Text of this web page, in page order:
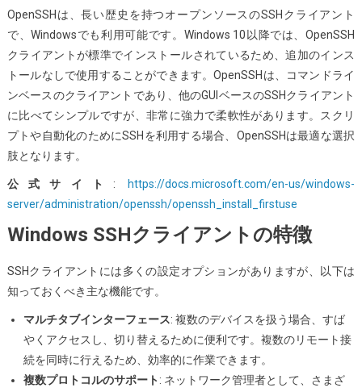
OpenSSHは、長い歴史を持つオープンソースのSSHクライアント
で、Windowsでも利用可能です。Windows 10以降では、OpenSSH
クライアントが標準でインストールされているため、追加のインス
トールなしで使用することができます。OpenSSHは、コマンドライ
ンベースのクライアントであり、他のGUIベースのSSHクライアント
に比べてシンプルですが、非常に強力で柔軟性があります。スクリ
プトや自動化のためにSSHを利用する場合、OpenSSHは最適な選択
肢となります。
公式サイト :
https://docs.microsoft.com/en-us/windows-
server/administration/openssh/openssh_install_firstuse
Windows SSHクライアントの特徴
SSHクライアントには多くの設定オプションがありますが、以下は
知っておくべき主な機能です。
マルチタブインターフェース: 複数のデバイスを扱う場合、すば
やくアクセスし、切り替えるために便利です。複数のリモート接
続を同時に行えるため、効率的に作業できます。
複数プロトコルのサポート: ネットワーク管理者として、さまざ